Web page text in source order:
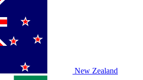
New Zealand